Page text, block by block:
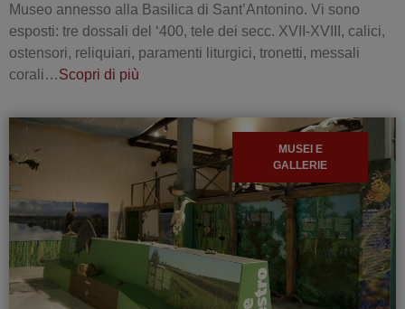
Museo annesso alla Basilica di Sant’Antonino. Vi sono
esposti: tre dossali del ‘400, tele dei secc. XVII-XVIII, calici,
ostensori, reliquiari, paramenti liturgici, tronetti, messali
corali…Scopri di più
MUSEI E
GALLERIE